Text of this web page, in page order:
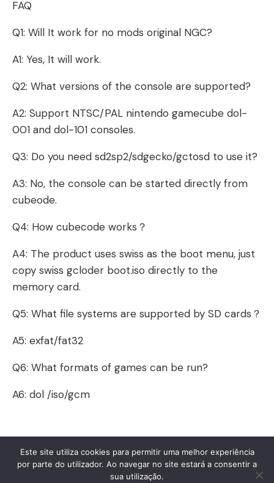
FAQ
Q1: Will It work for no mods original NGC?
A1: Yes, It will work.
Q2: What versions of the console are supported?
A2: Support NTSC/PAL nintendo gamecube dol-
001 and dol-101 consoles.
Q3: Do you need sd2sp2/sdgecko/gctosd to use it?
A3: No, the console can be started directly from
cubeode.
Q4: How cubecode works？
A4: The product uses swiss as the boot menu, just
copy swiss gcloder boot.iso directly to the
memory card.
Q5: What file systems are supported by SD cards？
A5: exfat/fat32
Q6: What formats of games can be run?
A6: dol /iso/gcm
© 2026 Fábio Fontes. Created with ❤ using
Este site utiliza cookies para permitir uma melhor experiência
por parte do utilizador. Ao navegar no site estará a consentir a
sua utilização.